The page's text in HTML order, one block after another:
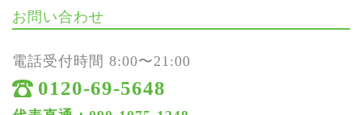
お問い合わせ
電話受付時間 8:00〜21:00
0120-69-5648